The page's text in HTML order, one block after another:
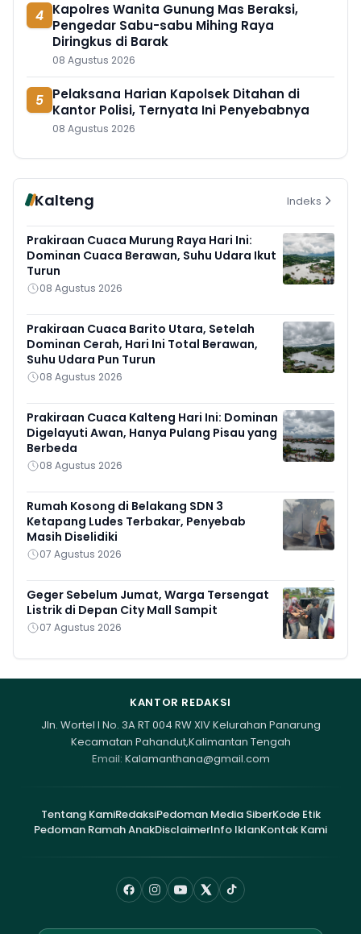
4 Kapolres Wanita Gunung Mas Beraksi,
Pengedar Sabu-sabu Mihing Raya
Diringkus di Barak
08 Agustus 2026
5 Pelaksana Harian Kapolsek Ditahan di
Kantor Polisi, Ternyata Ini Penyebabnya
08 Agustus 2026
Kalteng Indeks
Prakiraan Cuaca Murung Raya Hari Ini:
Dominan Cuaca Berawan, Suhu Udara Ikut
Turun
08 Agustus 2026
Prakiraan Cuaca Barito Utara, Setelah
Dominan Cerah, Hari Ini Total Berawan,
Suhu Udara Pun Turun
08 Agustus 2026
Prakiraan Cuaca Kalteng Hari Ini: Dominan
Digelayuti Awan, Hanya Pulang Pisau yang
Berbeda
08 Agustus 2026
Rumah Kosong di Belakang SDN 3
Ketapang Ludes Terbakar, Penyebab
Masih Diselidiki
07 Agustus 2026
Geger Sebelum Jumat, Warga Tersengat
Listrik di Depan City Mall Sampit
07 Agustus 2026
KANTOR REDAKSI
Jln. Wortel I No. 3A RT 004 RW XIV Kelurahan Panarung
Kecamatan Pahandut,Kalimantan Tengah
Email: Kalamanthana@gmail.com
Tentang KamiRedaksiPedoman Media SiberKode Etik
Pedoman Ramah AnakDisclaimerInfo IklanKontak Kami